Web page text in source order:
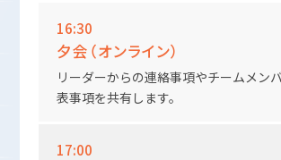
16:30
夕会（オンライン）
リーダーからの連絡事項やチームメン
表事項を共有します。
17:00